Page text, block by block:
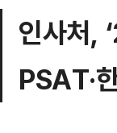
인사처,
PSAT·